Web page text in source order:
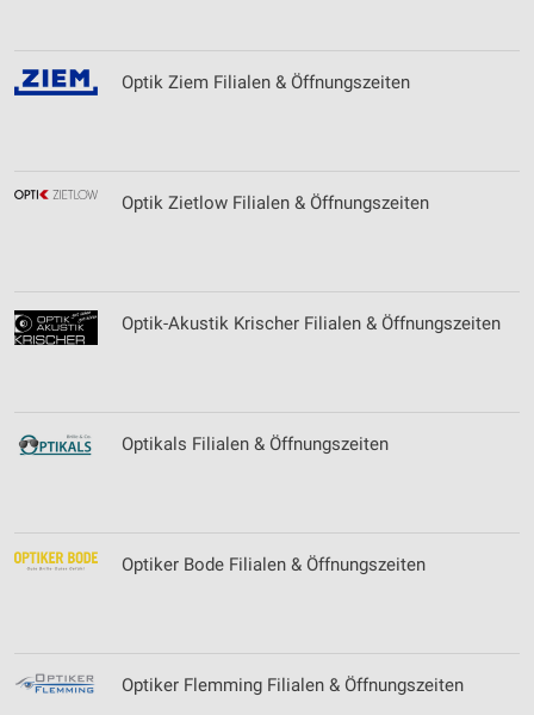
Optik Ziem Filialen & Öffnungszeiten
Optik Zietlow Filialen & Öffnungszeiten
Optik-Akustik Krischer Filialen & Öffnungszeiten
Optikals Filialen & Öffnungszeiten
Optiker Bode Filialen & Öffnungszeiten
Optiker Flemming Filialen & Öffnungszeiten